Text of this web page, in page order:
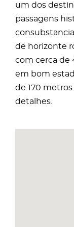
um dos
passagens
de horizonte
com cerca de
em bom
de 170
detalhes.